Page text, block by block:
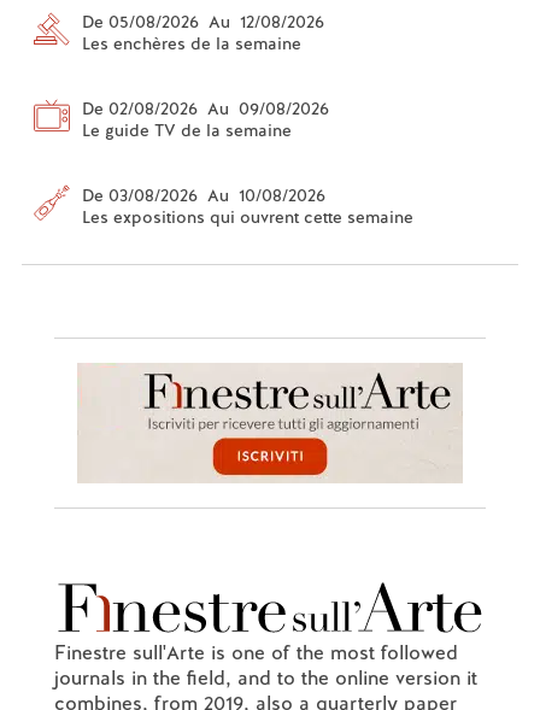
De 05/08/2026 Au 12/08/2026
Les enchères de la semaine
De 02/08/2026 Au 09/08/2026
Le guide TV de la semaine
De 03/08/2026 Au 10/08/2026
Les expositions qui ouvrent cette semaine
Finestre sull'Arte is one of the most followed
journals in the field, and to the online version it
combines, from 2019, also a quarterly paper